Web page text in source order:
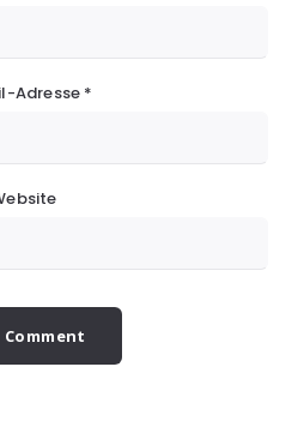
Adresse *